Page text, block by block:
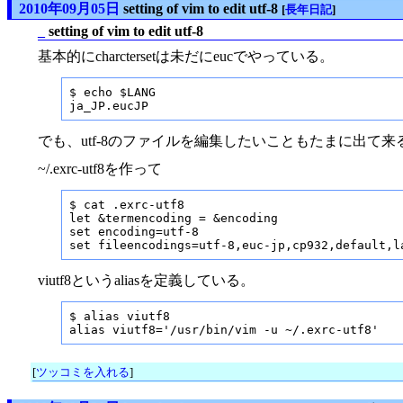
2010年09月05日 setting of vim to edit utf-8 [長年日記]
setting of vim to edit utf-8
基本的にcharctersetは未だにeucでやっている。
$ echo $LANG
ja_JP.eucJP
でも、utf-8のファイルを編集したいこともたまに出て来
~/.exrc-utf8を作って
$ cat .exrc-utf8
let &termencoding = &encoding
set encoding=utf-8
set fileencodings=utf-8,euc-
viutf8というaliasを定義している。
$ alias viutf8
alias viutf8='/usr/bin/vim -u ~/.exrc-utf8'
[ツッコミを入れる]